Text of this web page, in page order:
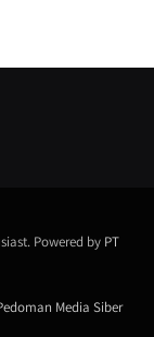
Powered by PT
Media Siber